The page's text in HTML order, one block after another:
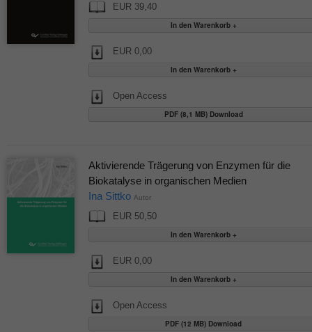
EUR 39,40
EUR 0,00
Open Access
PDF (8,1 MB) Download
Aktivierende Trägerung von Enzymen für die
Biokatalyse in organischen Medien
Ina Sittko Autor
EUR 50,50
EUR 0,00
Open Access
PDF (12 MB) Download